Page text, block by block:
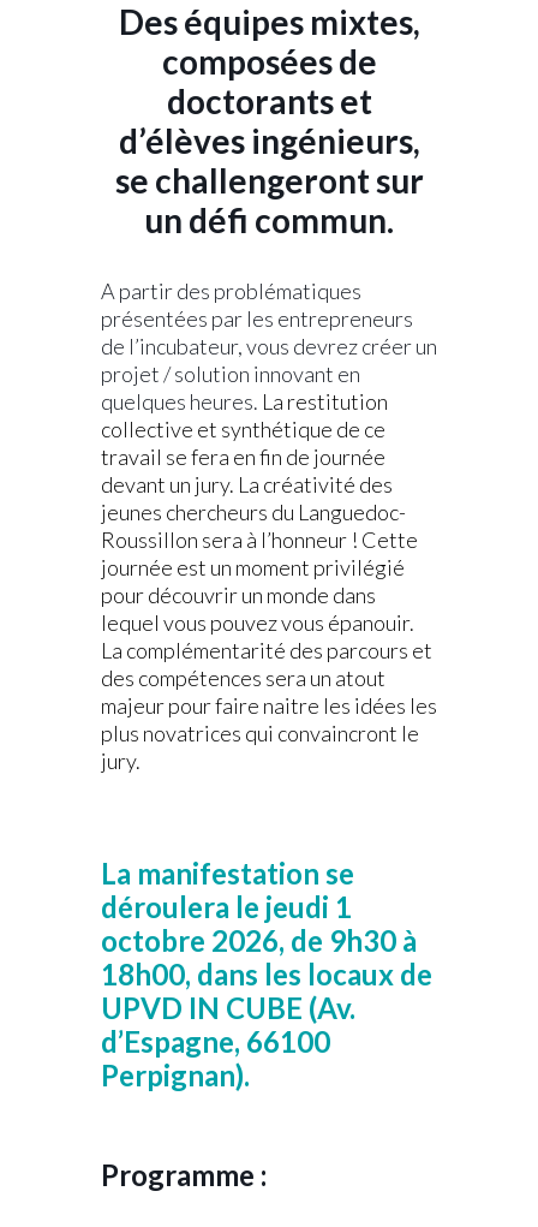
Des équipes mixtes,
composées de
doctorants et
d’élèves ingénieurs,
se challengeront sur
un défi commun.
A partir des problématiques
présentées par les entrepreneurs
de l’incubateur, vous devrez créer un
projet / solution innovant en
quelques heures. La restitution
collective et synthétique de ce
travail se fera en fin de journée
devant un jury. La créativité des
jeunes chercheurs du Languedoc-
Roussillon sera à l’honneur ! Cette
journée est un moment privilégié
pour découvrir un monde dans
lequel vous pouvez vous épanouir.
La complémentarité des parcours et
des compétences sera un atout
majeur pour faire naitre les idées les
plus novatrices qui convaincront le
jury.
La manifestation se
déroulera le jeudi 1
octobre 2026, de 9h30 à
18h00, dans les locaux de
UPVD IN CUBE (Av.
d’Espagne, 66100
Perpignan).
Programme :